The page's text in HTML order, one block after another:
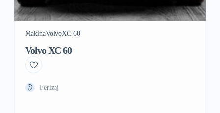
MakinaVolvoXC 60
Volvo XC 60
Ferizaj